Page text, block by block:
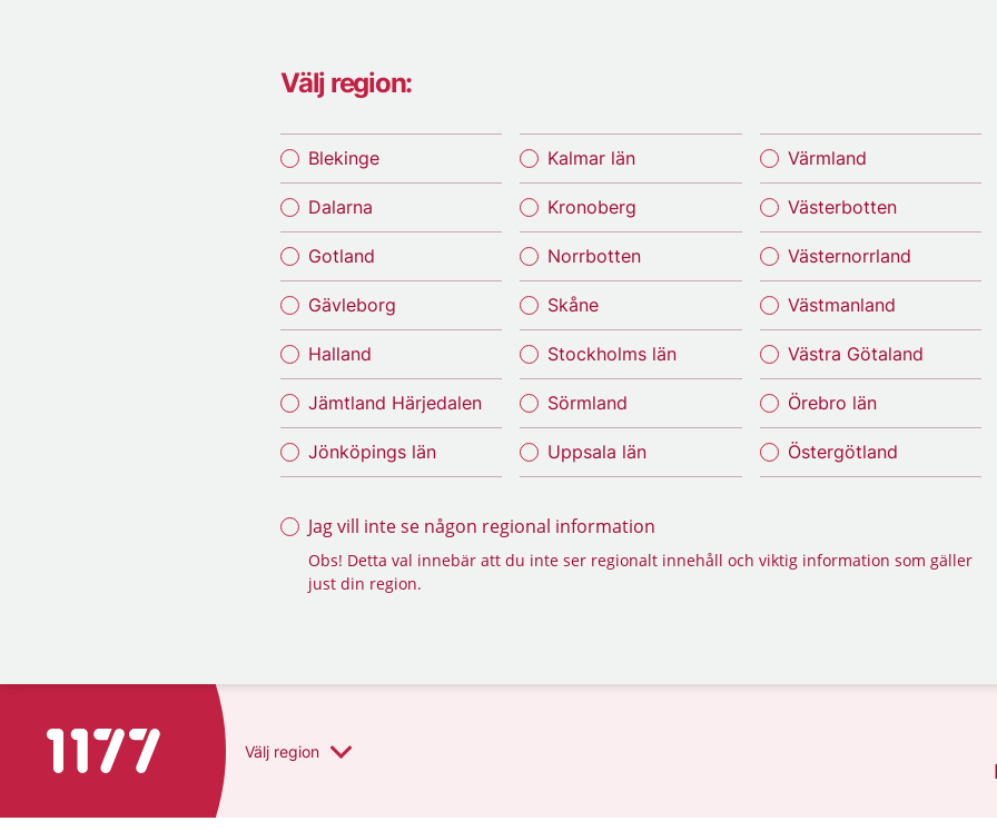
Välj region:
Blekinge
Dalarna
Gotland
Gävleborg
Halland
Jämtland Härjedalen
Jönköpings län
Kalmar län
Kronoberg
Norrbotten
Skåne
Stockholms län
Sörmland
Uppsala län
Värmland
Västerbotten
Västernorrland
Västmanland
Västra Götaland
Örebro län
Östergötland
Jag vill inte se någon regional information
Obs! Detta val innebär att du inte ser regionalt innehåll och viktig information som gäller
just din region.
Till startsidan för 1177 Välj region